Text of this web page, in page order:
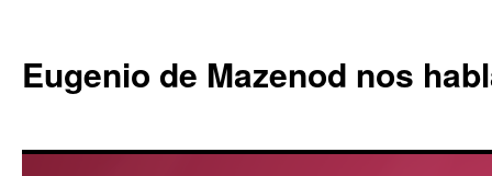
Eugenio de Mazenod nos